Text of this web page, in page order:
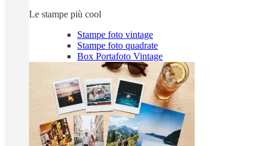
Le stampe più cool
Stampe foto vintage
Stampe foto quadrate
Box Portafoto Vintage